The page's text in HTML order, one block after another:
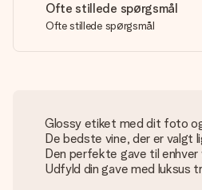
Ofte stillede spørgsmål
Ofte stillede spørgsmål
Glossy etiket med dit foto
De bedste vine, der er valgt
Den perfekte gave til enhver
Udfyld din gave med luksus